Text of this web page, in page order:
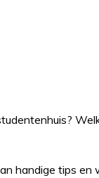
handige tips en